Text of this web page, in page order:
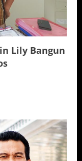
Lily Bangun